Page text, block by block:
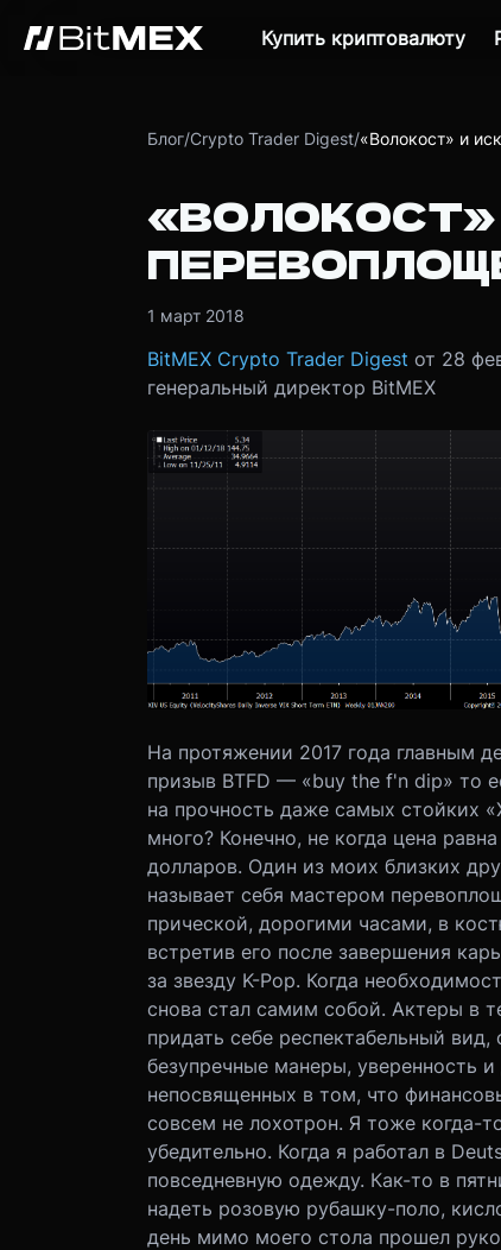
Купить криптовалюту
Блог/Crypto Trader Digest/«Волокост» и
1 март 2018
BitMEX Crypto Trader Digest от 28
генеральный директор BitMEX
На протяжении 2017 года главным
призыв BTFD — «buy the f'n dip» то
на прочность даже самых стойких
много? Конечно, не когда цена
долларов. Один из моих близких
называет себя мастером
прической, дорогими часами, в
встретив его после завершения
за звезду K-Pop. Когда
снова стал самим собой. Актеры в
придать себе респектабельный
безупречные манеры, уверенность
непосвященных в том, что
совсем не лохотрон. Я тоже когда-
убедительно. Когда я работал в
повседневную одежду. Как-то в
надеть розовую рубашку-поло,
день мимо моего стола прошел